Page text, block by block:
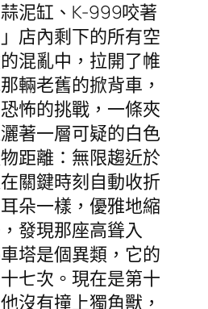
泥缸、K-999咬著
店內剩下的所有空
混亂中，拉開了帷
輛老舊的掀背車，
怖的挑戰，一條夾
著一層可疑的白色
距離：無限趨近於
關鍵時刻自動收折
朵一樣，優雅地縮
發現那座高聳入
塔是個異類，它的
七次。現在是第十
沒有撞上獨角獸，